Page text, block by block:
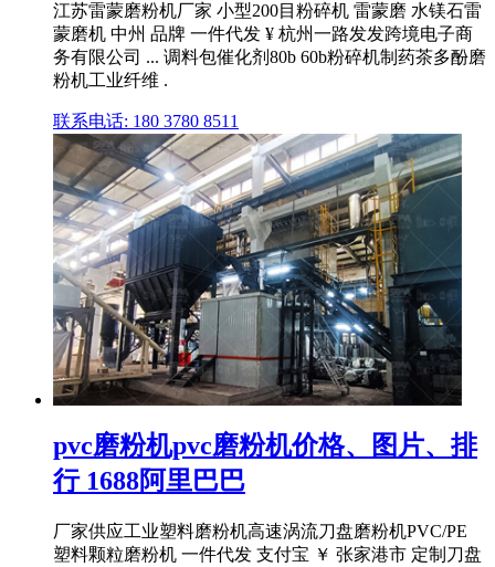
江苏雷蒙磨粉机厂家 小型200目粉碎机 雷蒙磨 水镁石雷
蒙磨机 中州 品牌 一件代发 ¥ 杭州一路发发跨境电子商
务有限公司 ... 调料包催化剂80b 60b粉碎机制药茶多酚磨
粉机工业纤维 .
联系电话: 180 3780 8511
pvc磨粉机pvc磨粉机价格、图片、排
行 1688阿里巴巴
厂家供应工业塑料磨粉机高速涡流刀盘磨粉机PVC/PE
塑料颗粒磨粉机 一件代发 支付宝 ￥ 张家港市 定制刀盘